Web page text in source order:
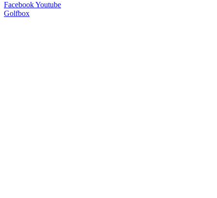
FacebookYoutube
Golfbox